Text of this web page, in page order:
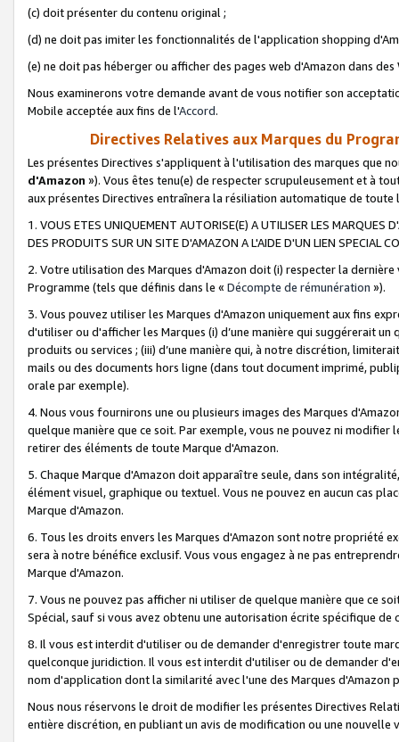
(c) doit présenter du contenu original ;
(d) ne doit pas imiter les fonctionnalités de l'application shopping
(e) ne doit pas héberger ou afficher des pages web d'Amazon dans
Nous examinerons votre demande avant de vous notifier son
Mobile acceptée aux fins de l'Accord.
Directives Relatives aux Marques du
Les présentes Directives s'appliquent à l'utilisation des marques que
d'Amazon »). Vous êtes tenu(e) de respecter scrupuleusement et à
aux présentes Directives entraînera la résiliation automatique de
1. VOUS ETES UNIQUEMENT AUTORISE(E) A UTILISER LES MARQUES
DES PRODUITS SUR UN SITE D'AMAZON A L'AIDE D'UN LIEN SPECIAL
2. Votre utilisation des Marques d'Amazon doit (i) respecter la
Programme (tels que définis dans le « Décompte de rémunération »).
3. Vous pouvez utiliser les Marques d'Amazon uniquement aux fins
d'utiliser ou d'afficher les Marques (i) d’une manière qui suggérerait
produits ou services ; (iii) d’une manière qui, à notre discrétion,
mails ou des documents hors ligne (dans tout document imprimé,
orale par exemple).
4. Nous vous fournirons une ou plusieurs images des Marques
quelque manière que ce soit. Par exemple, vous ne pouvez ni
retirer des éléments de toute Marque d'Amazon.
5. Chaque Marque d'Amazon doit apparaître seule, dans son
élément visuel, graphique ou textuel. Vous ne pouvez en aucun cas
Marque d'Amazon.
6. Tous les droits envers les Marques d'Amazon sont notre propriété
sera à notre bénéfice exclusif. Vous vous engagez à ne pas
Marque d'Amazon.
7. Vous ne pouvez pas afficher ni utiliser de quelque manière que ce
Spécial, sauf si vous avez obtenu une autorisation écrite spécifique de
8. Il vous est interdit d'utiliser ou de demander d'enregistrer toute
quelconque juridiction. Il vous est interdit d'utiliser ou de demander
nom d'application dont la similarité avec l'une des Marques
Nous nous réservons le droit de modifier les présentes Directives
entière discrétion, en publiant un avis de modification ou une nouvelle